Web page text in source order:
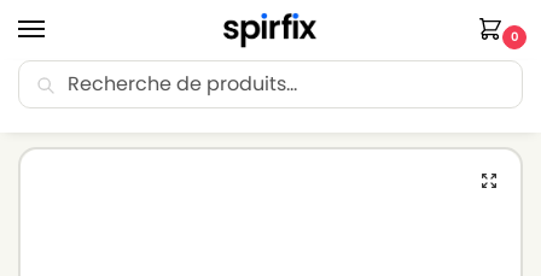
0
🚚 Livraison Point Relais offerte dès 30€ d’achat.